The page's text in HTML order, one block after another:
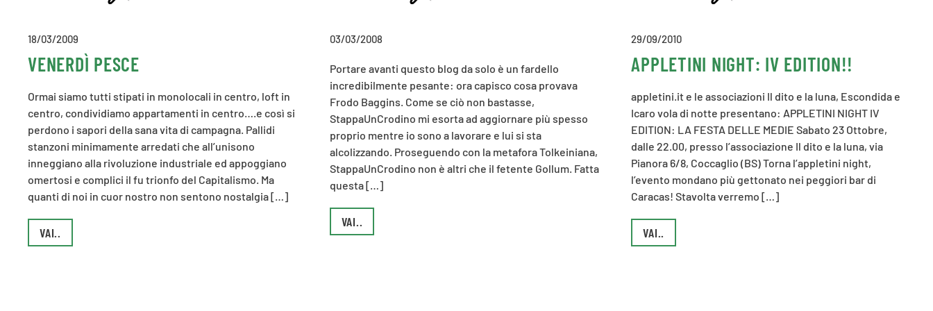
18/03/2009
VENERDÌ PESCE
Ormai siamo tutti stipati in monolocali in centro, loft in
centro, condividiamo appartamenti in centro….e così si
perdono i sapori della sana vita di campagna. Pallidi
stanzoni minimamente arredati che all’unisono
inneggiano alla rivoluzione industriale ed appoggiano
omertosi e complici il fu trionfo del Capitalismo. Ma
quanti di noi in cuor nostro non sentono nostalgia […]
VAI..
03/03/2008
Portare avanti questo blog da solo è un fardello
incredibilmente pesante: ora capisco cosa provava
Frodo Baggins. Come se ciò non bastasse,
StappaUnCrodino mi esorta ad aggiornare più spesso
proprio mentre io sono a lavorare e lui si sta
alcolizzando. Proseguendo con la metafora Tolkeiniana,
StappaUnCrodino non è altri che il fetente Gollum. Fatta
questa […]
VAI..
29/09/2010
APPLETINI NIGHT: IV EDITION!!
appletini.it e le associazioni Il dito e la luna, Escondida e
Icaro vola di notte presentano: APPLETINI NIGHT IV
EDITION: LA FESTA DELLE MEDIE Sabato 23 Ottobre,
dalle 22.00, presso l’associazione Il dito e la luna, via
Pianora 6/8, Coccaglio (BS) Torna l’appletini night,
l’evento mondano più gettonato nei peggiori bar di
Caracas! Stavolta verremo […]
VAI..